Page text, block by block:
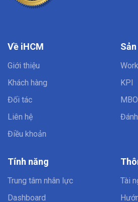
Về iHCM
Giới thiệu
Khách hàng
Đối tác
Liên hệ
Điều khoản
KPI
Tính năng
Trung tâm nhân lực
Dashboard
Tài